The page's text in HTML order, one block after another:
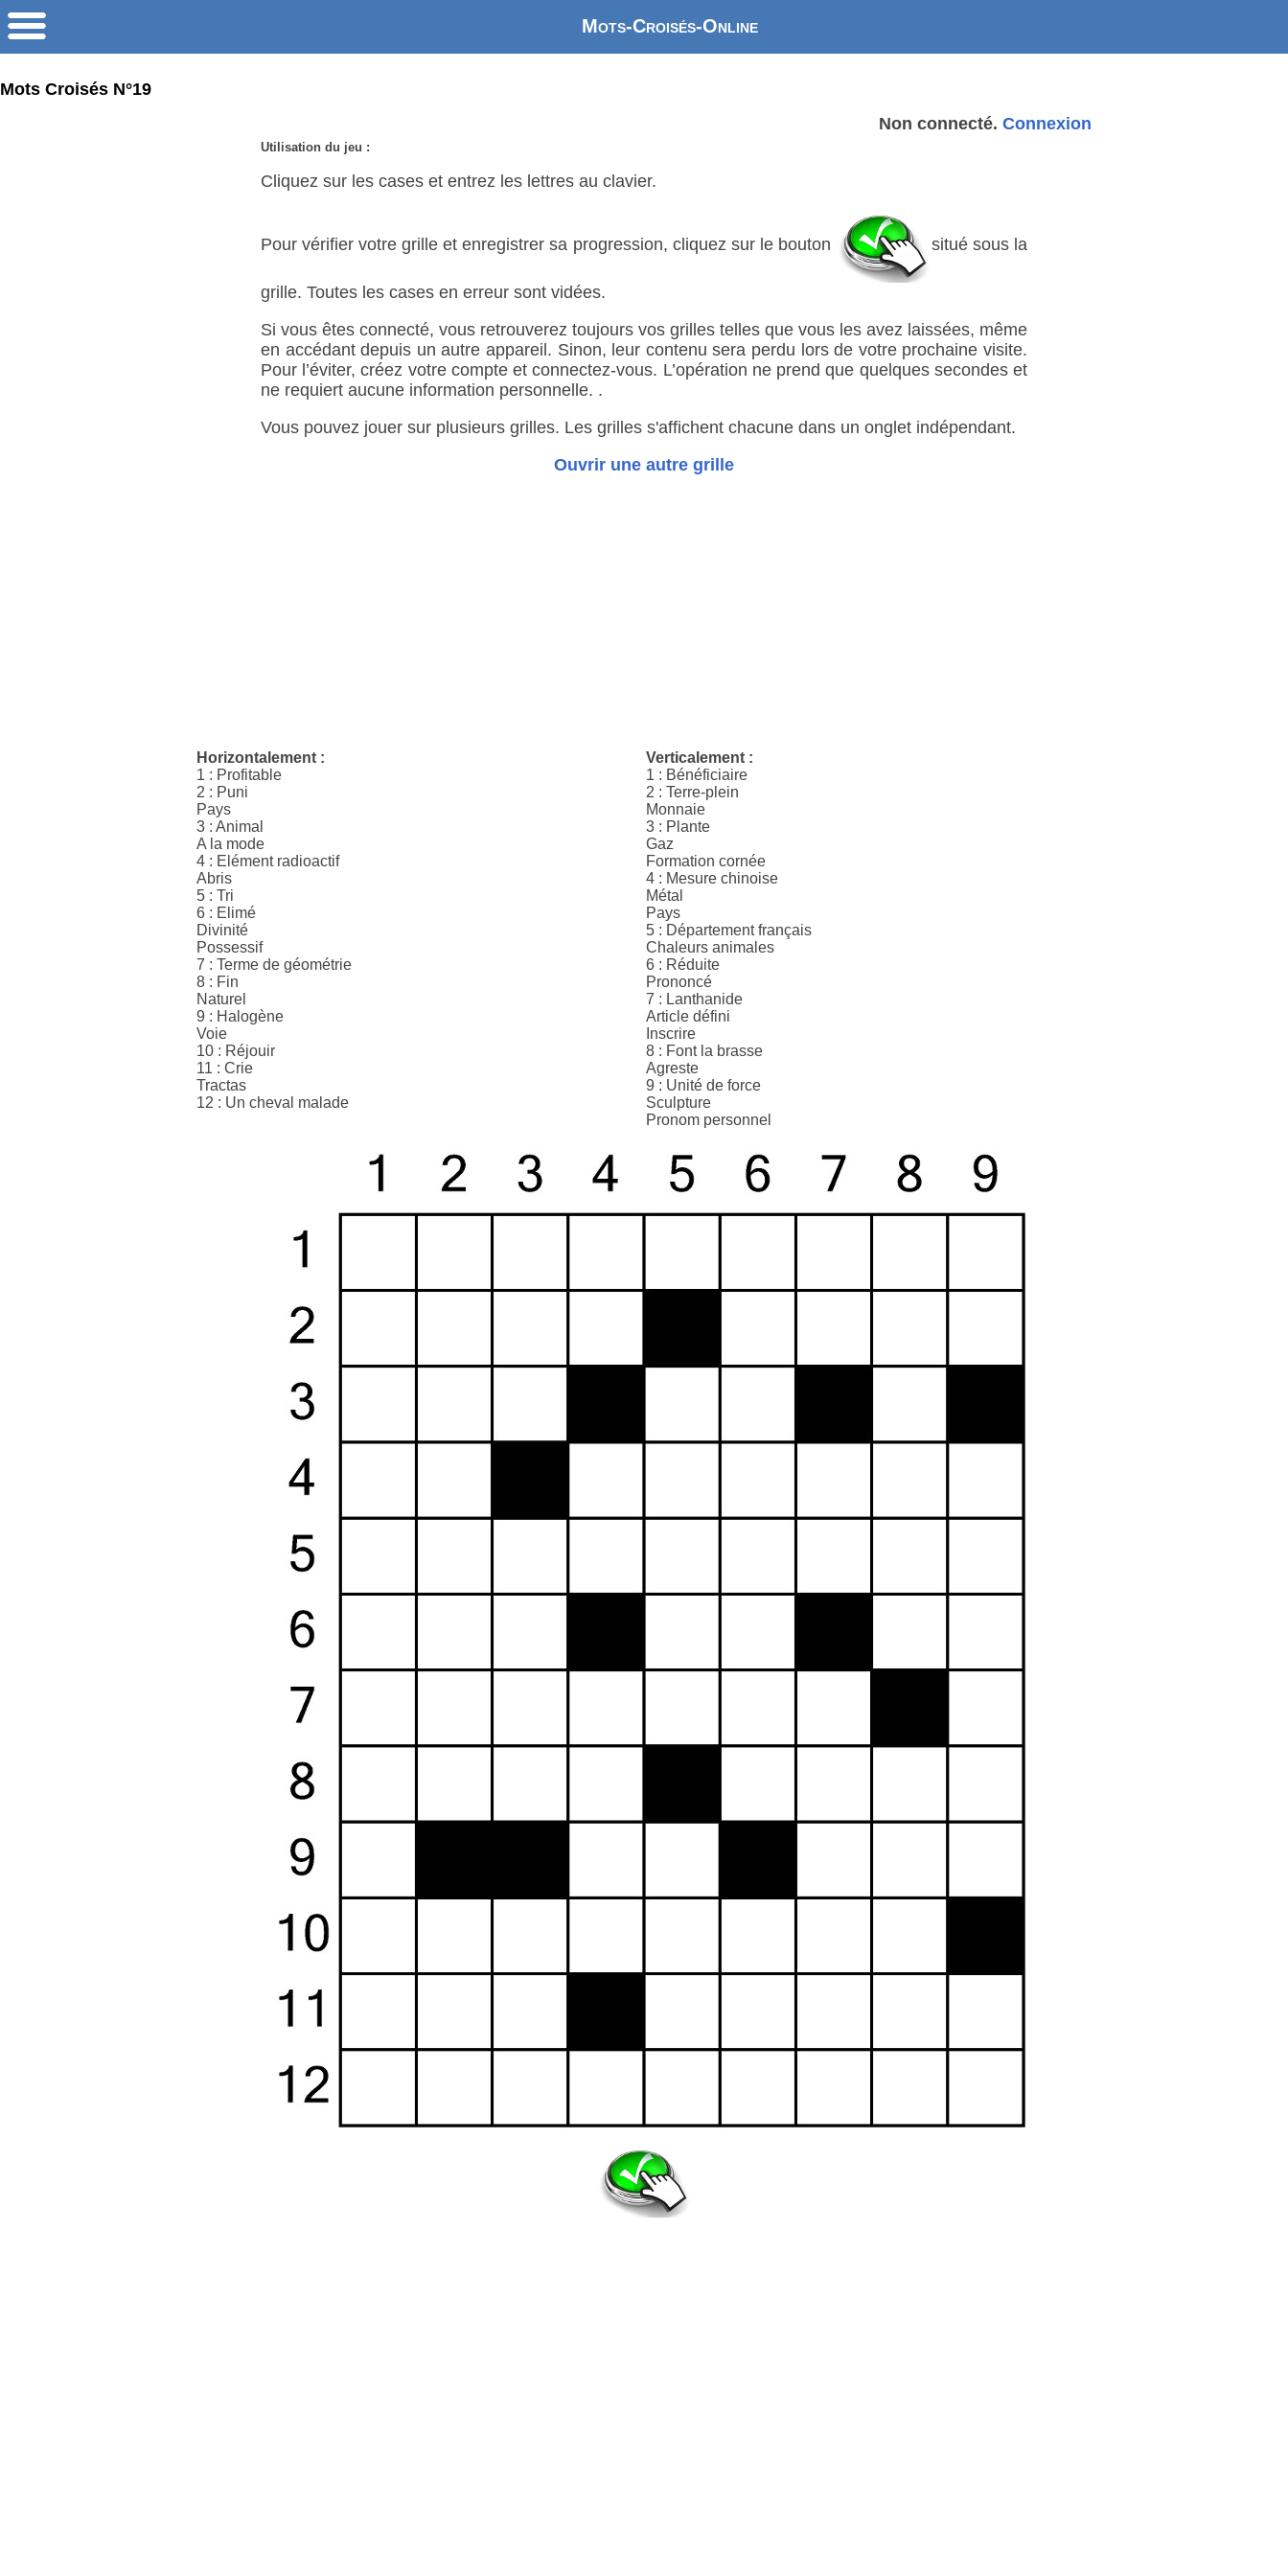
Mots-Croisés-Online
Mots Croisés N°19
Non connecté. Connexion
Utilisation du jeu :
Cliquez sur les cases et entrez les lettres au clavier.
Pour vérifier votre grille et enregistrer sa progression, cliquez sur le bouton situé sous la
grille. Toutes les cases en erreur sont vidées.
Si vous êtes connecté, vous retrouverez toujours vos grilles telles que vous les avez laissées, même
en accédant depuis un autre appareil. Sinon, leur contenu sera perdu lors de votre prochaine visite.
Pour l’éviter, créez votre compte et connectez-vous. L’opération ne prend que quelques secondes et
ne requiert aucune information personnelle. .
Vous pouvez jouer sur plusieurs grilles. Les grilles s'affichent chacune dans un onglet indépendant.
Ouvrir une autre grille
Horizontalement :
1 : Profitable
2 : Puni
Pays
3 : Animal
A la mode
4 : Elément radioactif
Abris
5 : Tri
6 : Elimé
Divinité
Possessif
7 : Terme de géométrie
8 : Fin
Naturel
9 : Halogène
Voie
10 : Réjouir
11 : Crie
Tractas
12 : Un cheval malade
Verticalement :
1 : Bénéficiaire
2 : Terre-plein
Monnaie
3 : Plante
Gaz
Formation cornée
4 : Mesure chinoise
Métal
Pays
5 : Département français
Chaleurs animales
6 : Réduite
Prononcé
7 : Lanthanide
Article défini
Inscrire
8 : Font la brasse
Agreste
9 : Unité de force
Sculpture
Pronom personnel